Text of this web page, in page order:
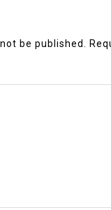
be published.